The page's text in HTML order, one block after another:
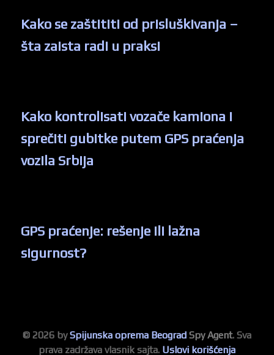
Kako se zaštititi od prisluškivanja –
šta zaista radi u praksi
Kako kontrolisati vozače kamiona i
sprečiti gubitke putem GPS praćenja
vozila Srbija
GPS praćenje: rešenje ili lažna
sigurnost?
© 2026 bySpijunska oprema Beograd Spy Agent. Sva
prava zadržava vlasnik sajta. Uslovi korišćenja